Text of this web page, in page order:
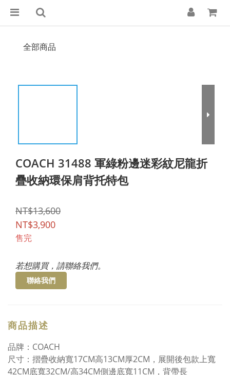
全部商品
COACH 31488 軍綠粉邊迷彩紋尼龍折
疊收納環保肩背托特包
NT$13,600
NT$3,900
售完
若想購買，請聯絡我們。
聯絡我們
商品描述
品牌：COACH
尺寸：摺疊收納寬17CM高13CM厚2CM，展開後包款上寬
42CM底寬32CM/高34CM側邊底寬11CM，背帶長